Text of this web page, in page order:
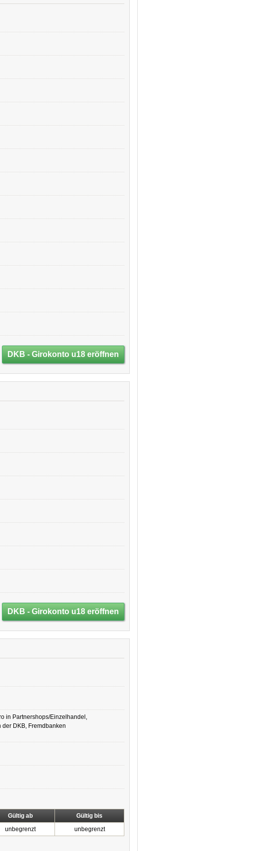
DKB - Girokonto u18 eröffnen
DKB - Girokonto u18 eröffnen
in Partnershops/Einzelhandel,
der DKB, Fremdbanken
Gültig ab
Gültig bis
unbegrenzt unbegrenzt